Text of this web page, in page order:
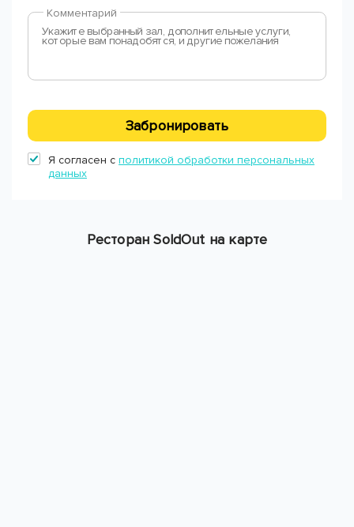
Комментарий
Забронировать
Я согласен с политикой обработки персональных
данных
Ресторан SoldOut на карте